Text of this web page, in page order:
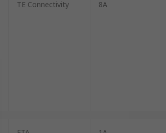
TE Connectivity 8A